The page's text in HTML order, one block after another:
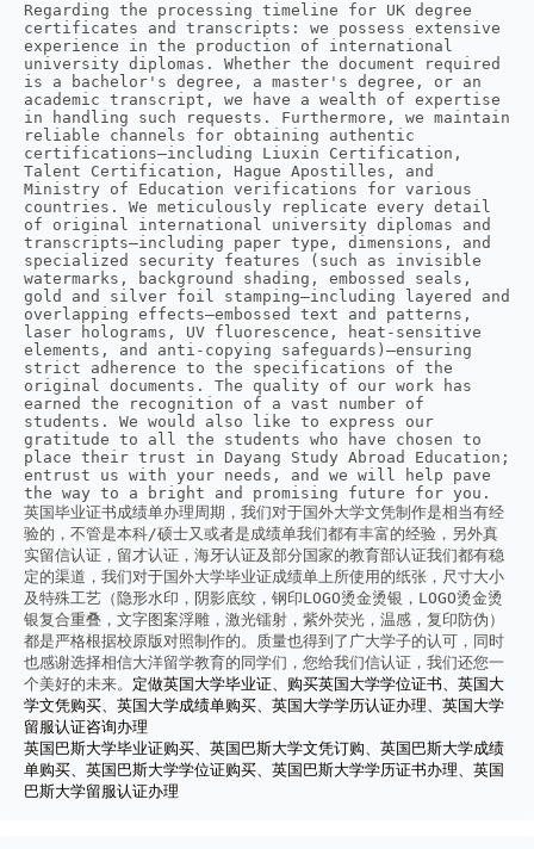
Regarding the processing timeline for UK degree
certificates and transcripts: we possess extensive
experience in the production of international
university diplomas. Whether the document required
is a bachelor's degree, a master's degree, or an
academic transcript, we have a wealth of expertise
in handling such requests. Furthermore, we maintain
reliable channels for obtaining authentic
certifications—including Liuxin Certification,
Talent Certification, Hague Apostilles, and
Ministry of Education verifications for various
countries. We meticulously replicate every detail
of original international university diplomas and
transcripts—including paper type, dimensions, and
specialized security features (such as invisible
watermarks, background shading, embossed seals,
gold and silver foil stamping—including layered and
overlapping effects—embossed text and patterns,
laser holograms, UV fluorescence, heat-sensitive
elements, and anti-copying safeguards)—ensuring
strict adherence to the specifications of the
original documents. The quality of our work has
earned the recognition of a vast number of
students. We would also like to express our
gratitude to all the students who have chosen to
place their trust in Dayang Study Abroad Education;
entrust us with your needs, and we will help pave
the way to a bright and promising future for you.
英国毕业证书成绩单办理周期，我们对于国外大学文凭制作是相当有经
验的，不管是本科/硕士又或者是成绩单我们都有丰富的经验，另外真
实留信认证，留才认证，海牙认证及部分国家的教育部认证我们都有稳
定的渠道，我们对于国外大学毕业证成绩单上所使用的纸张，尺寸大小
及特殊工艺（隐形水印，阴影底纹，钢印LOGO烫金烫银，LOGO烫金烫
银复合重叠，文字图案浮雕，激光镭射，紫外荧光，温感，复印防伪）
都是严格根据校原版对照制作的。质量也得到了广大学子的认可，同时
也感谢选择相信大洋留学教育的同学们，您给我们信认证，我们还您一
个美好的未来。 定做英国大学毕业证、购买英国大学学位证书、英国大
学文凭购买、英国大学成绩单购买、英国大学学历认证办理、英国大学
留服认证咨询办理
英国巴斯大学毕业证购买、英国巴斯大学文凭订购、英国巴斯大学成绩
单购买、英国巴斯大学学位证购买、英国巴斯大学学历证书办理、英国
巴斯大学留服认证办理